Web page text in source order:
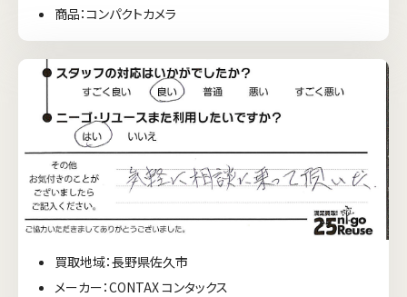
商品：コンパクトカメラ
買取地域：長野県佐久市
メーカー：CONTAX コンタックス